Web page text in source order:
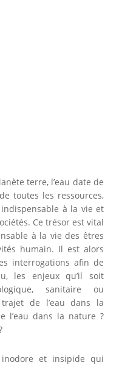
terre, l’eau date de
toutes les ressources,
à la vie et
Ce trésor est vital
à la vie des êtres
humain. Il est alors
interrogations afin de
les enjeux qu’il soit
sanitaire ou
de l’eau dans la
l’eau dans la nature ?
et insipide qui